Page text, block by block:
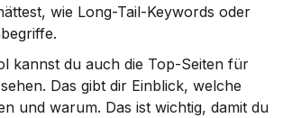
wie Long-Tail-Keywords oder
kannst du auch die Top-Seiten für
Das gibt dir Einblick, welche
und warum. Das ist wichtig, damit du